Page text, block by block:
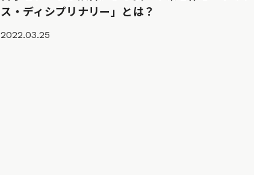
ス・ディシプリナリー」とは？
2022.03.25